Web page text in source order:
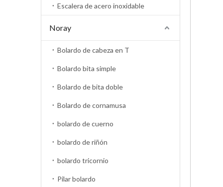
Escalera de acero inoxidable
Noray
Bolardo de cabeza en T
Bolardo bita simple
Bolardo de bita doble
Bolardo de cornamusa
bolardo de cuerno
bolardo de riñón
bolardo tricornio
Pilar bolardo